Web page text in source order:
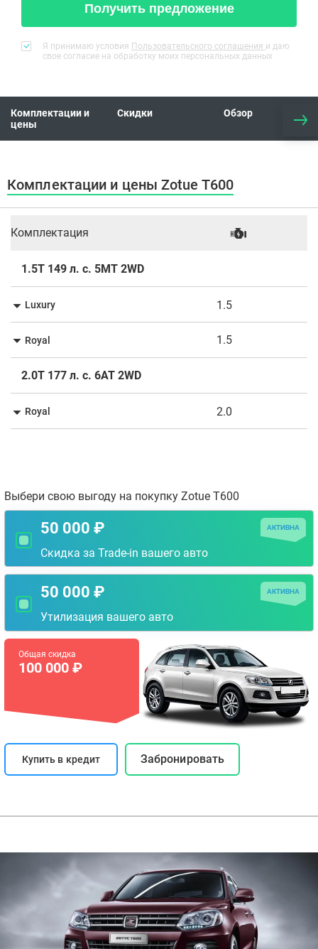
Получить предложение
Я принимаю условия Пользовательского соглашения и даю
свое согласие на обработку моих персональных данных
Комплектации и
цены
Скидки Обзор
Комплектации и цены Zotue T600
Комплектация
1.5T 149 л. с. 5МТ 2WD
Luxury 1.5
Royal 1.5
2.0T 177 л. с. 6АТ 2WD
Royal 2.0
Выбери свою выгоду на покупку Zotue T600
50 000 ₽
Скидка за Trade-in вашего авто
АКТИВНА
50 000 ₽
Утилизация вашего авто
АКТИВНА
Общая скидка
100 000 ₽
Купить в кредит Забронировать